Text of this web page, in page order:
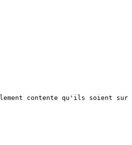
contente qu'ils soient sur